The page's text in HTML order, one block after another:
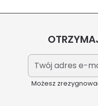
Możesz